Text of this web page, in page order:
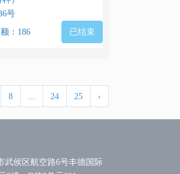
号
：186 已结束
8 24 25 ›
武侯区航空路6号丰德国际